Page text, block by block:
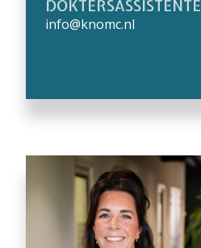
DOKTERSASSISTENTE
info@knomc.nl